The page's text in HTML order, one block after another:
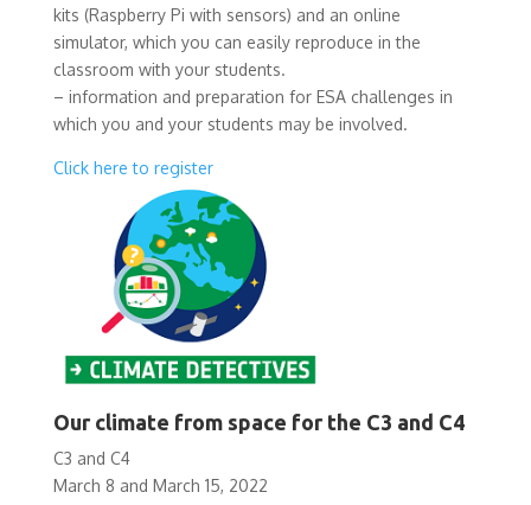
kits (Raspberry Pi with sensors) and an online
simulator, which you can easily reproduce in the
classroom with your students.
– information and preparation for ESA challenges in
which you and your students may be involved.
Click here to register
Our climate from space for the C3 and C4
C3 and C4
March 8 and March 15, 2022